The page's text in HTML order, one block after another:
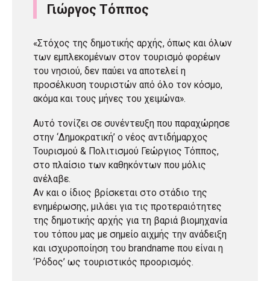
Γιώργος Τόππος
«Στόχος της δημοτικής αρχής, όπως και όλων
των εμπλεκομένων στον τουρισμό φορέων
του νησιού, δεν παύει να αποτελεί η
προσέλκυση τουριστών από όλο τον κόσμο,
ακόμα και τους μήνες του χειμώνα».
Αυτό τονίζει σε συνέντευξη που παραχώρησε
στην ‘Δημοκρατική’ ο νέος αντιδήμαρχος
Τουρισμού & Πολιτισμού Γεώργιος Τόππος,
στο πλαίσιο των καθηκόντων που μόλις
ανέλαβε.
Αν και ο ίδιος βρίσκεται στο στάδιο της
ενημέρωσης, μιλάει για τις προτεραιότητες
της δημοτικής αρχής για τη βαριά βιομηχανία
του τόπου μας με σημείο αιχμής την ανάδειξη
και ισχυροποίηση του brandname που είναι η
‘Ρόδος’ ως τουριστικός προορισμός.